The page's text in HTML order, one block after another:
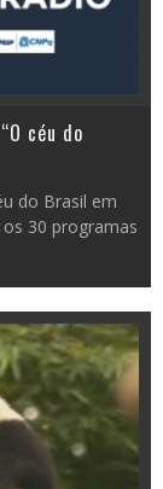
céu do
do Brasil em
30 programas